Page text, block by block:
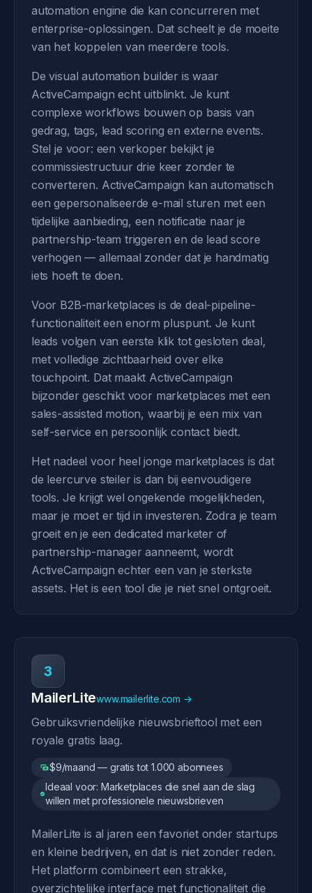
automation engine die kan concurreren met
enterprise-oplossingen. Dat scheelt je de moeite
van het koppelen van meerdere tools.
De visual automation builder is waar
ActiveCampaign echt uitblinkt. Je kunt
complexe workflows bouwen op basis van
gedrag, tags, lead scoring en externe events.
Stel je voor: een verkoper bekijkt je
commissiestructuur drie keer zonder te
converteren. ActiveCampaign kan automatisch
een gepersonaliseerde e-mail sturen met een
tijdelijke aanbieding, een notificatie naar je
partnership-team triggeren en de lead score
verhogen — allemaal zonder dat je handmatig
iets hoeft te doen.
Voor B2B-marketplaces is de deal-pipeline-
functionaliteit een enorm pluspunt. Je kunt
leads volgen van eerste klik tot gesloten deal,
met volledige zichtbaarheid over elke
touchpoint. Dat maakt ActiveCampaign
bijzonder geschikt voor marketplaces met een
sales-assisted motion, waarbij je een mix van
self-service en persoonlijk contact biedt.
Het nadeel voor heel jonge marketplaces is dat
de leercurve steiler is dan bij eenvoudigere
tools. Je krijgt wel ongekende mogelijkheden,
maar je moet er tijd in investeren. Zodra je team
groeit en je een dedicated marketer of
partnership-manager aanneemt, wordt
ActiveCampaign echter een van je sterkste
assets. Het is een tool die je niet snel ontgroeit.
3
MailerLitewww.mailerlite.com →
Gebruiksvriendelijke nieuwsbrieftool met een
royale gratis laag.
$9/maand — gratis tot 1.000 abonnees
Ideaal voor: Marketplaces die snel aan de slag
willen met professionele nieuwsbrieven
MailerLite is al jaren een favoriet onder startups
en kleine bedrijven, en dat is niet zonder reden.
Het platform combineert een strakke,
overzichtelijke interface met functionaliteit die